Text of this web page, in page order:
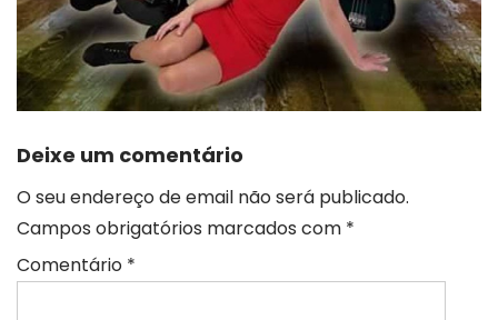
Deixe um comentário
O seu endereço de email não será publicado.
Campos obrigatórios marcados com *
Comentário *